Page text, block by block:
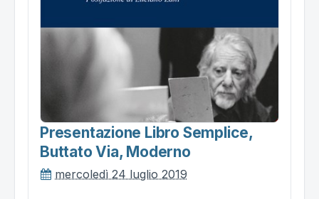
Presentazione Libro Semplice,
Buttato Via, Moderno
mercoledì 24 luglio 2019